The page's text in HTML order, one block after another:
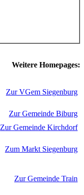
Weitere Homepages:
Zur VGem Siegenburg
Zur Gemeinde Biburg
Zur Gemeinde Kirchdorf
Zum Markt Siegenburg
Zur Gemeinde Train